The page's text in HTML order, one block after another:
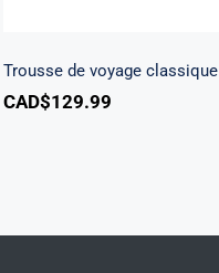
Trousse de voyage classique
CAD$129.99